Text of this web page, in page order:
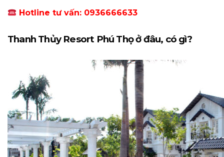
Hotline tư vấn: 0936666633
Thanh Thủy Resort Phú Thọ ở đâu, có gì?